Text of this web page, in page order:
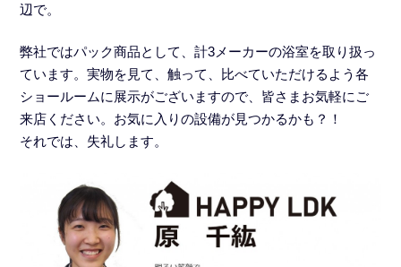
辺で。
弊社ではパック商品として、計3メーカーの浴室を取り扱っ
ています。実物を見て、触って、比べていただけるよう各
ショールームに展示がございますので、皆さまお気軽にご
来店ください。お気に入りの設備が見つかるかも？！
それでは、失礼します。